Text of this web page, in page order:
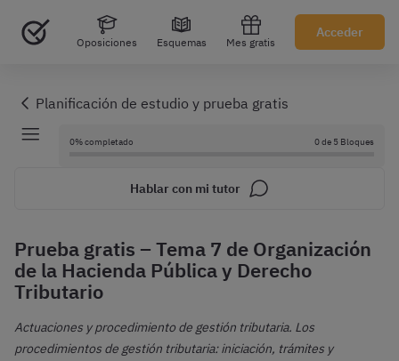
Oposiciones Esquemas Mes gratis
Acceder
0% completado 0 de 5 Bloques
Hablar con mi tutor
Prueba gratis – Tema 7 de Organización
de la Hacienda Pública y Derecho
Tributario
Actuaciones y procedimiento de gestión tributaria. Los
procedimientos de gestión tributaria: iniciación, trámites y